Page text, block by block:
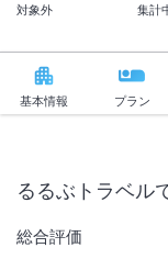
対象外
集計
基本情報 プラン
るるぶトラベル
総合評価